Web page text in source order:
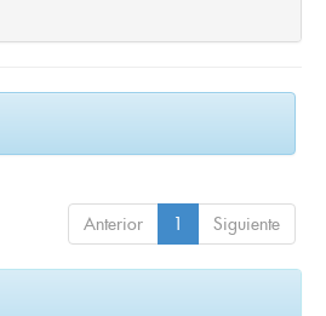
Anterior 1 Siguiente